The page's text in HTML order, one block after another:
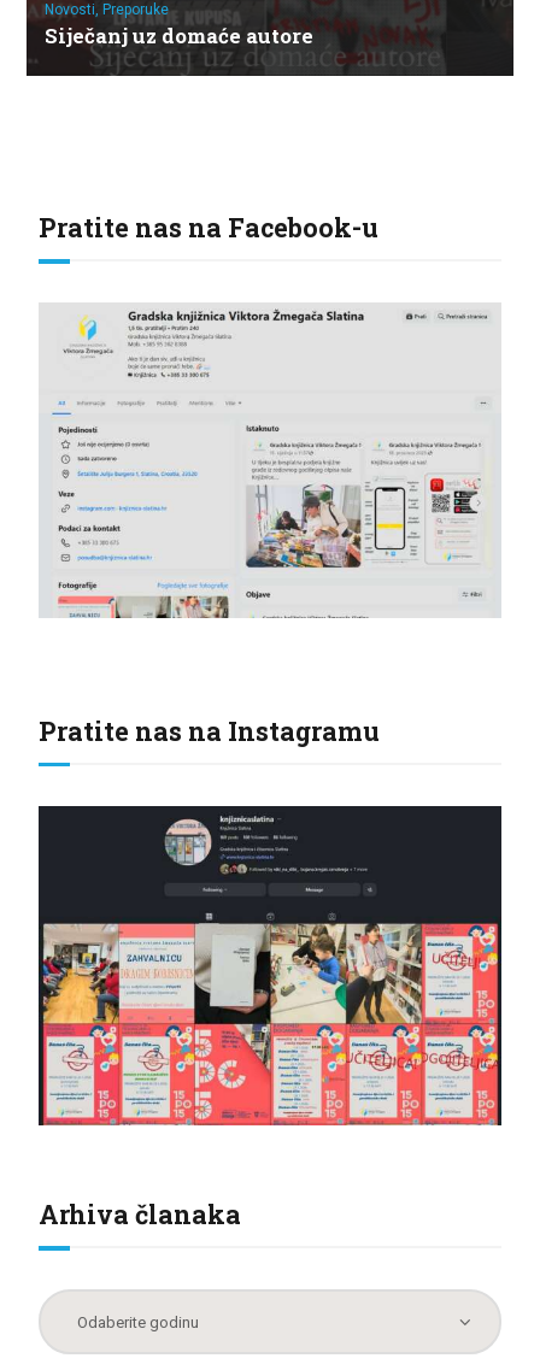
Novosti, Preporuke
Siječanj uz domaće autore
Pratite nas na Facebook-u
Pratite nas na Instagramu
Arhiva članaka